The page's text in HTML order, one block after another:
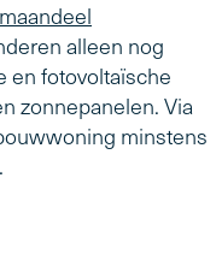
alleen nog
en fotovoltaïsche
zonnepanelen. Via
minstens